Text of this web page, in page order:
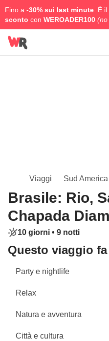
Fino a -30% sui last minute . È il
sconto con WEROADER100 (no
Viaggi Sud America
Brasile: Rio,
Chapada
10 giorni • 9 notti
Questo viaggio
Party e nightlife
Relax
Natura e avventura
Città e cultura